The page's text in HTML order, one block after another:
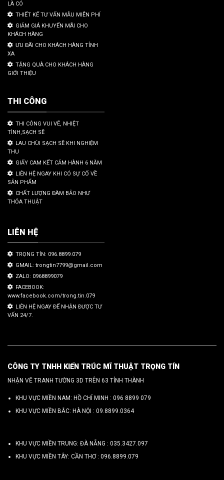
LÀ CÓ
THIẾT KẾ TƯ VẤN MẪU MIỄN PHÍ
GIẢM GIÁ KHUYẾN MÃI CHO
KHÁCH HÀNG
ƯU ĐÃI CHO KHÁCH HÀNG TỈNH
XA
TẶNG QUÀ CHO KHÁCH HÀNG
GIỚI THIỆU
THI CÔNG
THI CÔNG VUI VẼ, NHIỆT
TÌNH,SẠCH SẼ
LAU CHÙI SẠCH SẼ KHI NGHIỆM
THU
GIẤY CAM KẾT CẢM HÀNH 6 NĂM
LIÊN HỆ NGAY KHI CÓ SỰ CỐ VỀ
SẢN PHẨM
CHẤT LƯỢNG ĐÀM BẢO NHƯ
THỎA THUẬT
LIÊN HỆ
TRỌNG TÍN: 096.8899.079
GMAIL: trongtin7799@gmail.com
ZALO: 0968899079
FACEBOOK:
www.facebook.com/trong.tin.079
LIÊN HỆ NGAY ĐỂ NHẬN ĐƯỢC TƯ
VẤN 24/7.
CÔNG TY TNHH KIẾN TRÚC MĨ THUẬT TRỌNG TÍN
NHẬN VẼ TRANH TƯỜNG 3D TRÊN 63 TỈNH THÀNH
KHU VỰC MIỀN NAM: HỒ CHÍ MINH : 096 8899 079
KHU VỰC MIỀN BẮC: HÀ NỘI : 09.8899.0364
KHU VỰC MIỀN TRUNG: ĐÀ NẴNG : 035.3427.097
KHU VỰC MIỀN TÂY: CẦN THƠ : 096.8899.079